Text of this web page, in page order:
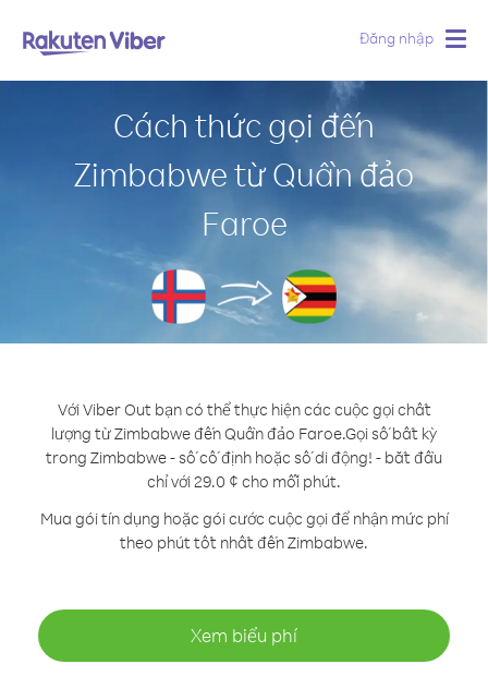
Đăng nhập
Cách thức gọi đến
Zimbabwe từ Quần đảo
Faroe
Với Viber Out bạn có thể thực hiện các cuộc gọi chất
lượng từ Zimbabwe đến Quần đảo Faroe.Gọi số bất kỳ
trong Zimbabwe - số cố định hoặc số di động! - bắt đầu
chỉ với 29.0 ¢ cho mỗi phút.
Mua gói tín dụng hoặc gói cước cuộc gọi để nhận mức phí
theo phút tốt nhất đến Zimbabwe.
Xem biểu phí